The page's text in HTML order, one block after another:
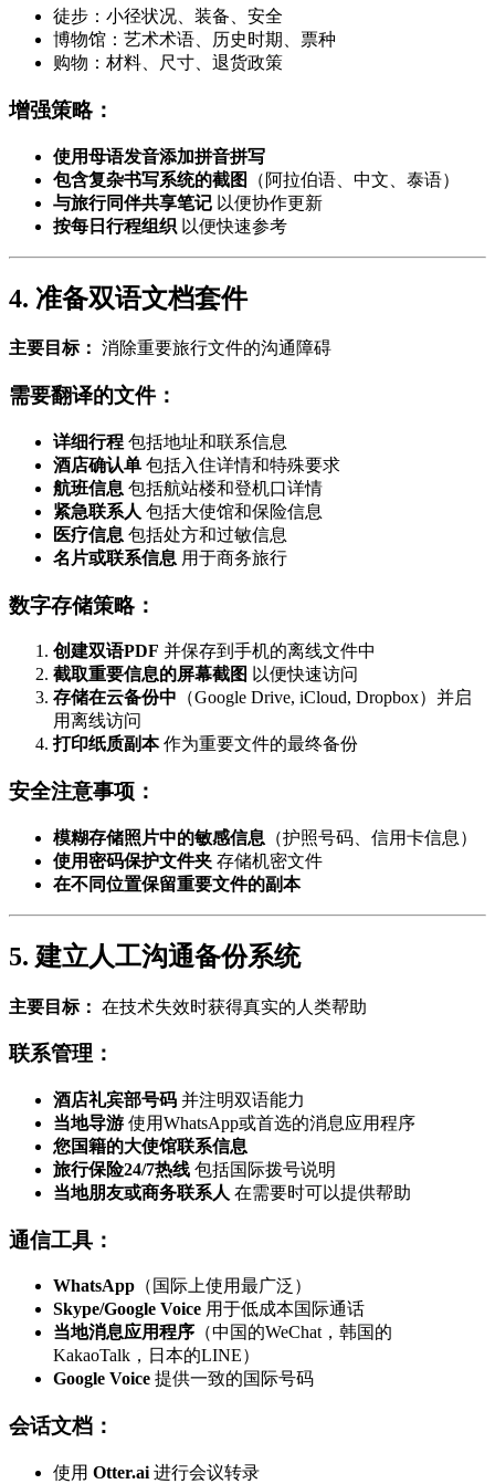
徒步：小径状况、装备、安全
博物馆：艺术术语、历史时期、票种
购物：材料、尺寸、退货政策
增强策略：
使用母语发音添加拼音拼写
包含复杂书写系统的截图
（阿拉伯语、中文、泰语）
与旅行同伴共享笔记 以便协作更新
按每日行程组织 以便快速参考
4. 准备双语文档套件
主要目标： 消除重要旅行文件的沟通障碍
需要翻译的文件：
详细行程 包括地址和联系信息
酒店确认单 包括入住详情和特殊要求
航班信息 包括航站楼和登机口详情
紧急联系人 包括大使馆和保险信息
医疗信息 包括处方和过敏信息
名片或联系信息 用于商务旅行
数字存储策略：
创建双语PDF 并保存到手机的离线文件中
截取重要信息的屏幕截图 以便快速访问
存储在云备份中 （Google Drive, iCloud, Dropbox）并启
用离线访问
打印纸质副本作为重要文件的最终备份
安全注意事项：
模糊存储照片中的敏感信息 （护照号码、信用卡信息）
使用密码保护文件夹 存储机密文件
在不同位置保留重要文件的副本
5. 建立人工沟通备份系统
主要目标： 在技术失效时获得真实的人类帮助
联系管理：
酒店礼宾部号码 并注明双语能力
当地导游 使用WhatsApp或首选的消息应用程序
您国籍的大使馆联系信息
旅行保险24/7热线 包括国际拨号说明
当地朋友或商务联系人 在需要时可以提供帮助
通信工具：
WhatsApp （国际上使用最广泛）
Skype/Google Voice 用于低成本国际通话
当地消息应用程序 （中国的WeChat，韩国的
KakaoTalk，日本的LINE）
Google Voice 提供一致的国际号码
会话文档：
使用 Otter.ai 进行会议转录